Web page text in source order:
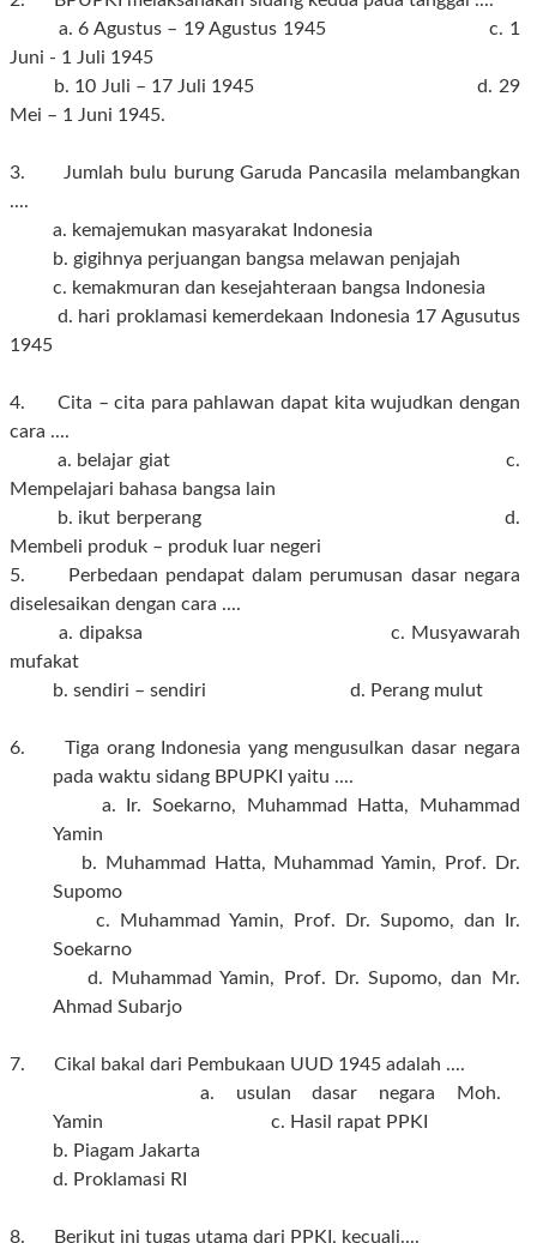
a. 6 Agustus – 19 Agustus 1945 c. 1
Juni - 1 Juli 1945
b. 10 Juli – 17 Juli 1945 d. 29
Mei – 1 Juni 1945.
3. Jumlah bulu burung Garuda Pancasila melambangkan
....
a. kemajemukan masyarakat Indonesia
b. gigihnya perjuangan bangsa melawan penjajah
c. kemakmuran dan kesejahteraan bangsa Indonesia
d. hari proklamasi kemerdekaan Indonesia 17 Agusutus
1945
4. Cita – cita para pahlawan dapat kita wujudkan dengan
cara ....
a. belajar giat c.
Mempelajari bahasa bangsa lain
b. ikut berperang d.
Membeli produk – produk luar negeri
5. Perbedaan pendapat dalam perumusan dasar negara
diselesaikan dengan cara ....
a. dipaksa c. Musyawarah
mufakat
b. sendiri – sendiri d. Perang mulut
6. Tiga orang Indonesia yang mengusulkan dasar negara
pada waktu sidang BPUPKI yaitu ....
a. Ir. Soekarno, Muhammad Hatta, Muhammad
Yamin
b. Muhammad Hatta, Muhammad Yamin, Prof. Dr.
Supomo
c. Muhammad Yamin, Prof. Dr. Supomo, dan Ir.
Soekarno
d. Muhammad Yamin, Prof. Dr. Supomo, dan Mr.
Ahmad Subarjo
7. Cikal bakal dari Pembukaan UUD 1945 adalah ....
a. usulan dasar negara Moh.
Yamin c. Hasil rapat PPKI
b. Piagam Jakarta
d. Proklamasi RI
8. Berikut ini tugas utama dari PPKI, kecuali....